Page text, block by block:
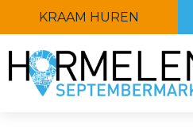
KRAAM HUREN